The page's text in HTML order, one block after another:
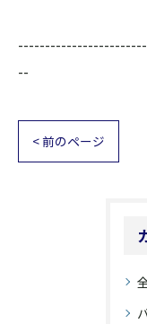
--
< 前のページ